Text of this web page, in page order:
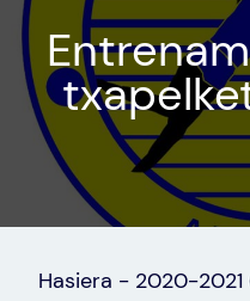
Hasiera - 2020-2021